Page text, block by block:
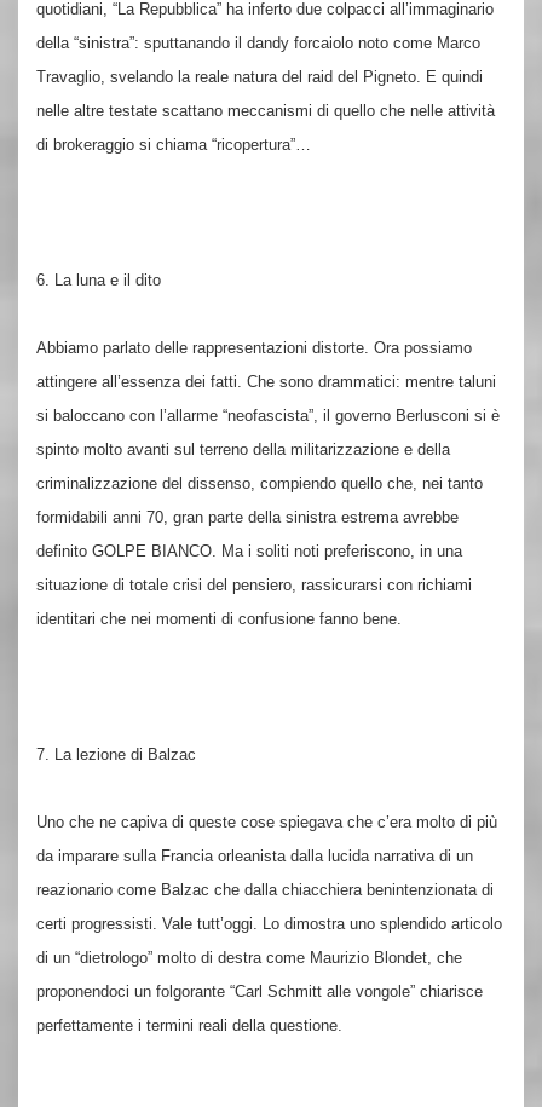
quotidiani, “La Repubblica” ha inferto due colpacci all’immaginario
della “sinistra”: sputtanando il dandy forcaiolo noto come Marco
Travaglio, svelando la reale natura del raid del Pigneto. E quindi
nelle altre testate scattano meccanismi di quello che nelle attività
di brokeraggio si chiama “ricopertura”…
6. La luna e il dito
Abbiamo parlato delle rappresentazioni distorte. Ora possiamo
attingere all’essenza dei fatti. Che sono drammatici: mentre taluni
si baloccano con l’allarme “neofascista”, il governo Berlusconi si è
spinto molto avanti sul terreno della militarizzazione e della
criminalizzazione del dissenso, compiendo quello che, nei tanto
formidabili anni 70, gran parte della sinistra estrema avrebbe
definito GOLPE BIANCO. Ma i soliti noti preferiscono, in una
situazione di totale crisi del pensiero, rassicurarsi con richiami
identitari che nei momenti di confusione fanno bene.
7. La lezione di Balzac
Uno che ne capiva di queste cose spiegava che c’era molto di più
da imparare sulla Francia orleanista dalla lucida narrativa di un
reazionario come Balzac che dalla chiacchiera benintenzionata di
certi progressisti. Vale tutt’oggi. Lo dimostra uno splendido articolo
di un “dietrologo” molto di destra come Maurizio Blondet, che
proponendoci un folgorante “Carl Schmitt alle vongole” chiarisce
perfettamente i termini reali della questione.